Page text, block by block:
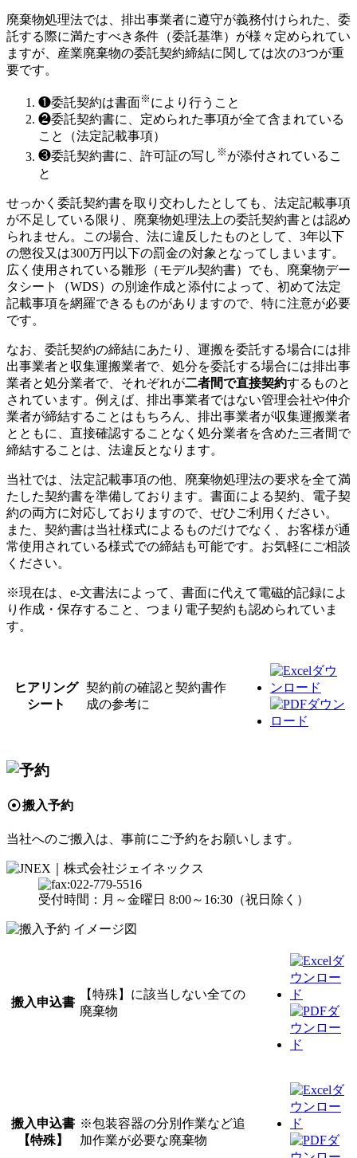
廃棄物処理法では、排出事業者に遵守が義務付けられた、委
託する際に満たすべき条件（委託基準）が様々定められてい
ますが、産業廃棄物の委託契約締結に関しては次の3つが重
要です。
❶委託契約は書面 ※ により行うこと
❷委託契約書に、定められた事項が全て含まれている
こと（法定記載事項 ）
❸委託契約書に、 許可証の写し ※ が添付されているこ
と
せっかく委託契約書を取り交わしたとしても、法定記載事項
が不足している限り、廃棄物処理法上の委託契約書とは認め
られません。この場合、法に違反したものとして、3年以下
の懲役又は300万円以下の罰金の対象となってしまいます。
広く使用されている雛形（モデル契約書）でも、廃棄物デー
タシート（WDS）の別途作成と添付によって、初めて法定
記載事項を網羅できるものがありますので、特に注意が必要
です。
なお、委託契約の締結にあたり、運搬を委託する場合には排
出事業者と収集運搬業者で、処分を委託する場合には排出事
業者と処分業者で、それぞれが二者間で直接契約するものと
されています。例えば、排出事業者ではない管理会社や仲介
業者が締結することはもちろん、排出事業者が収集運搬業者
とともに、直接確認することなく処分業者を含めた三者間で
締結することは、法違反となります。
当社では、法定記載事項の他、廃棄物処理法の要求を全て満
たした契約書を準備しております。書面による契約、電子契
約の両方に対応しておりますので、ぜひご利用ください。
また、契約書は当社様式によるものだけでなく、お客様が通
常使用されている様式での締結も可能です。お気軽にご相談
ください。
※現在は、e-文書法によって、書面に代えて電磁的記録によ
り作成・保存すること、つまり電子契約も認められていま
す。
ヒアリング
シート
契約前の確認と契約書作
成の参考に
搬入予約
当社へのご搬入は、事前にご予約をお願いします。
受付時間：月～金曜日 8:00～16:30（祝日除く）
搬入申込書
【特殊】に該当しない全ての
廃棄物
搬入申込書
【特殊】
※包装容器の分別作業など追
加作業が必要な廃棄物